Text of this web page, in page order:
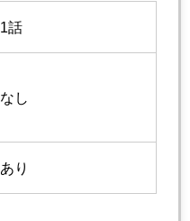
1話
なし
あり